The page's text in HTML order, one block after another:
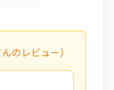
のレビュー）